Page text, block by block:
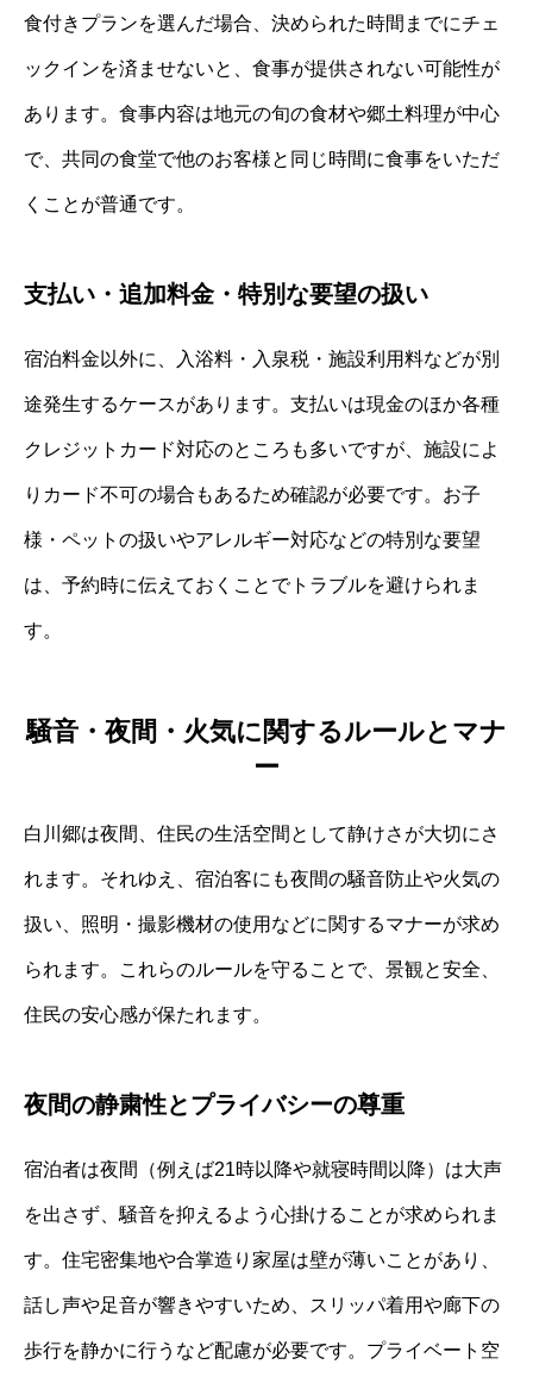
食付きプランを選んだ場合、決められた時間までにチェ
ックインを済ませないと、食事が提供されない可能性が
あります。食事内容は地元の旬の食材や郷土料理が中心
で、共同の食堂で他のお客様と同じ時間に食事をいただ
くことが普通です。
支払い・追加料金・特別な要望の扱い
宿泊料金以外に、入浴料・入泉税・施設利用料などが別
途発生するケースがあります。支払いは現金のほか各種
クレジットカード対応のところも多いですが、施設によ
りカード不可の場合もあるため確認が必要です。お子
様・ペットの扱いやアレルギー対応などの特別な要望
は、予約時に伝えておくことでトラブルを避けられま
す。
騒音・夜間・火気に関するルールとマナ
ー
白川郷は夜間、住民の生活空間として静けさが大切にさ
れます。それゆえ、宿泊客にも夜間の騒音防止や火気の
扱い、照明・撮影機材の使用などに関するマナーが求め
られます。これらのルールを守ることで、景観と安全、
住民の安心感が保たれます。
夜間の静粛性とプライバシーの尊重
宿泊者は夜間（例えば21時以降や就寝時間以降）は大声
を出さず、騒音を抑えるよう心掛けることが求められま
す。住宅密集地や合掌造り家屋は壁が薄いことがあり、
話し声や足音が響きやすいため、スリッパ着用や廊下の
歩行を静かに行うなど配慮が必要です。プライベート空